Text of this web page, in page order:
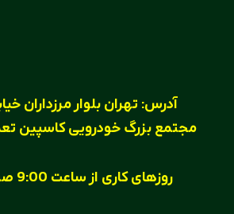
آدرس: تهران بلوار مرزداران
مجتمع بزرگ خودرویی کاسپین
روزهای کاری از ساعت 9:00